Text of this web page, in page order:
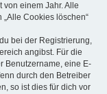
einem Jahr. Alle
Cookies löschen“
bei der Registrierung,
angibst. Für die
Benutzername, eine E-
durch den Betreiber
so ist dies für dich vor